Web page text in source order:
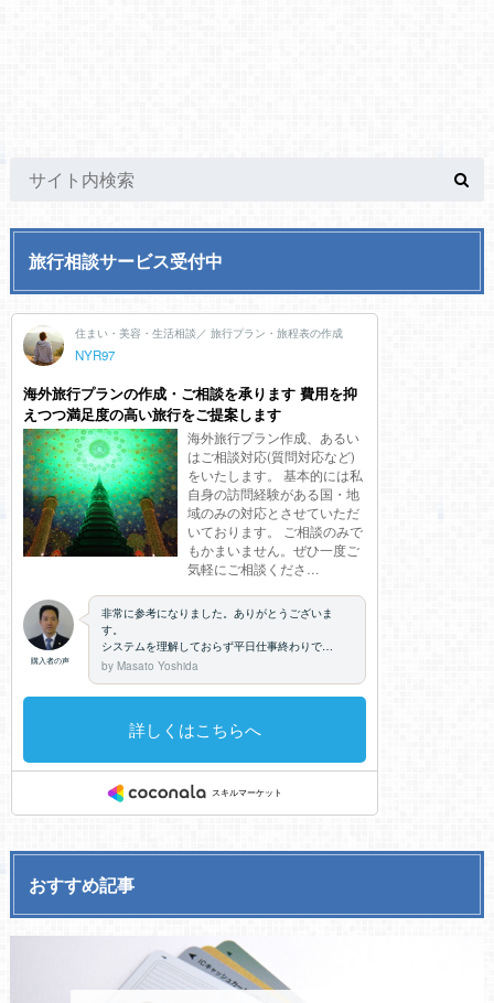
旅行相談サービス受付中
おすすめ記事